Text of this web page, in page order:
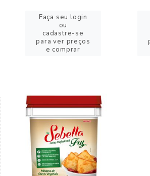
Faça seu login
ou
cadastre-se
para ver preços
e comprar